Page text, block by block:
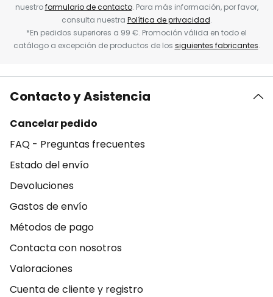
nuestroformulario de contacto. Para más información, por favor,
consulta nuestra Política de privacidad.
*En pedidos superiores a 99 €. Promoción válida en todo el
catálogo a excepción de productos de los siguientes fabricantes.
Contacto y Asistencia
Cancelar pedido
FAQ - Preguntas frecuentes
Estado del envío
Devoluciones
Gastos de envío
Métodos de pago
Contacta con nosotros
Valoraciones
Cuenta de cliente y registro